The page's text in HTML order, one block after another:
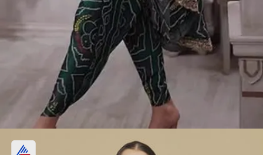
4. स्लीवलेस यू कट बांधनी टॉप